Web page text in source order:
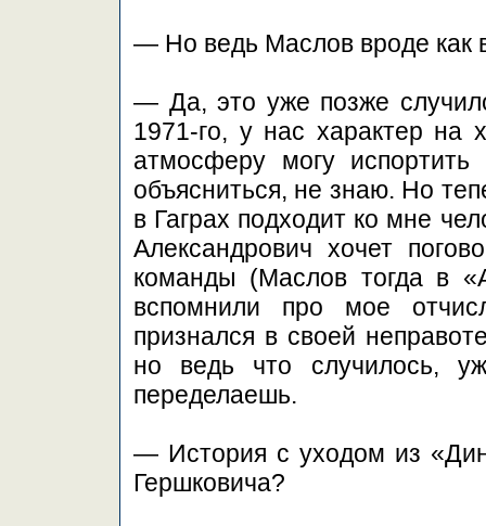
— Но ведь Маслов вроде как
— Да, это уже позже
1971-го, у нас характер на
атмосферу могу
объясниться, не знаю. Но
в Гаграх подходит ко мне
Александрович хочет
команды (Маслов тогда в
вспомнили про мое
признался в своей
но ведь что случилось,
переделаешь.
— История с уходом из
Гершковича?